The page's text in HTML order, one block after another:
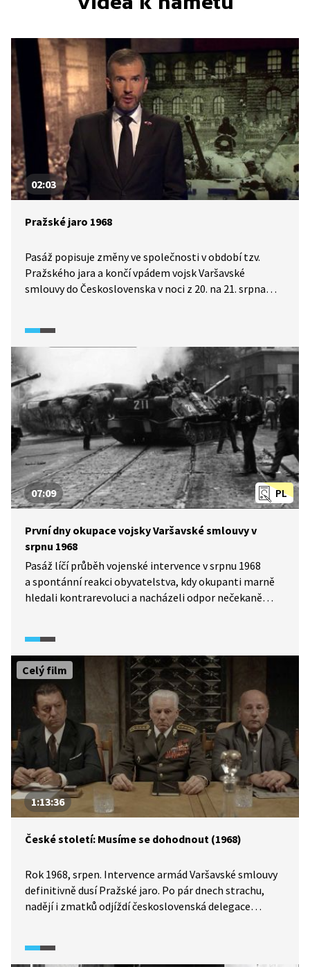
02:03
Pražské jaro 1968
Pasáž popisuje změny ve společnosti v období tzv.
Pražského jara a končí vpádem vojsk Varšavské
smlouvy do Československa v noci z 20. na 21. srpna
PL
07:09
První dny okupace vojsky Varšavské smlouvy v
srpnu 1968
Pasáž líčí průběh vojenské intervence v srpnu 1968
a spontánní reakci obyvatelstva, kdy okupanti marně
hledali kontrarevoluci a nacházeli odpor nečekaně
Celý film
1:13:36
České století: Musíme se dohodnout (1968)
Rok 1968, srpen. Intervence armád Varšavské smlouvy
definitivně dusí Pražské jaro. Po pár dnech strachu,
nadějí i zmatků odjíždí československá delegace
Černík, šéf parlamentu Smrkovský, Husák, Mlynář